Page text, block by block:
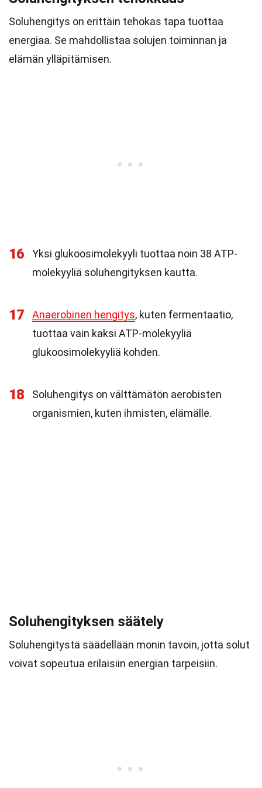
Soluhengitys on erittäin tehokas tapa tuottaa
energiaa. Se mahdollistaa solujen toiminnan ja
elämän ylläpitämisen.
16
Yksi glukoosimolekyyli tuottaa noin 38 ATP-
molekyyliä soluhengityksen kautta.
17 Anaerobinen hengitys, kuten fermentaatio,
tuottaa vain kaksi ATP-molekyyliä
glukoosimolekyyliä kohden.
18
Soluhengitys on välttämätön aerobisten
organismien, kuten ihmisten, elämälle.
Soluhengityksen säätely
Soluhengitystä säädellään monin tavoin, jotta solut
voivat sopeutua erilaisiin energian tarpeisiin.